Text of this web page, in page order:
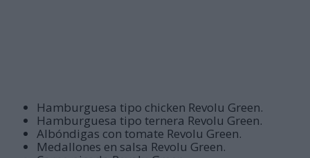
Hamburguesa tipo chicken Revolu Green.
Hamburguesa tipo ternera Revolu Green.
Albóndigas con tomate Revolu Green.
Medallones en salsa Revolu Green.